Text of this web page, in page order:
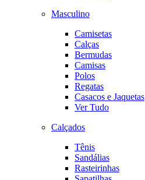
Masculino
Camisetas
Calças
Bermudas
Camisas
Polos
Regatas
Casacos e Jaquetas
Ver Tudo
Calçados
Tênis
Sandálias
Rasteirinhas